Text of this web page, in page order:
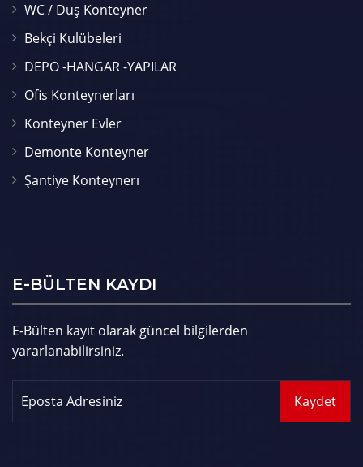
WC / Duş Konteyner
Bekçi Kulübeleri
DEPO -HANGAR -YAPILAR
Ofis Konteynerları
Konteyner Evler
Demonte Konteyner
Şantiye Konteynerı
E-BÜLTEN KAYDI
E-Bülten kayıt olarak güncel bilgilerden
yararlanabilirsiniz.